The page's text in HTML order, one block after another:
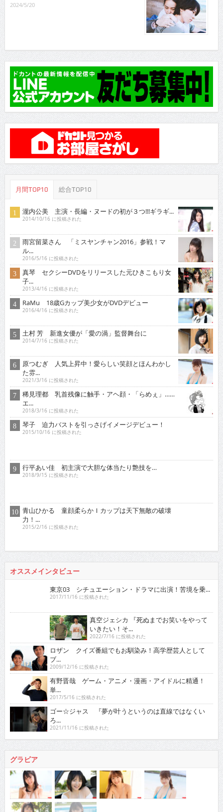
2024/5/20
月間TOP10 総合TOP10
瀧内公美 主演・長編・ヌードの初が３つ!!!ギラギ...
2014/10/16 に投稿された
雨宮留菜さん 「ミスヤンチャン2016」参戦！マ
ル...
2016/5/16 に投稿された
真琴 セクシーDVDをリリースした元ひきこもり女
子...
2013/4/16 に投稿された
RaMu 18歳Gカップ美少女がDVDデビュー
2016/4/16 に投稿された
土村 芳 新進女優が「愛の渦」監督舞台に
2014/7/16 に投稿された
原つむぎ 人気上昇中！愛らしい笑顔とほんわかし
た雰...
2021/3/16 に投稿された
稀見理都 乳首残像に触手・アヘ顔・「らめぇ」……
エ...
2018/3/16 に投稿された
琴子 迫力バストを引っさげイメージデビュー！
2015/10/16 に投稿された
2015/2/16 に投稿された
東京03 シチュエーション・ドラマに出演！苦境を乗...
2017/11/16 に投稿された
2022/7/16 に投稿された
ロザン クイズ番組でもお馴染み！高学歴芸人として
ブ...
2009/12/16 に投稿された
有野晋哉 ゲーム・アニメ・漫画・アイドルに精通！
単...
2017/5/16 に投稿された
ゴー☆ジャス 『夢が叶うというのは直線ではなくい
ろ...
2021/11/16 に投稿された
グラビア